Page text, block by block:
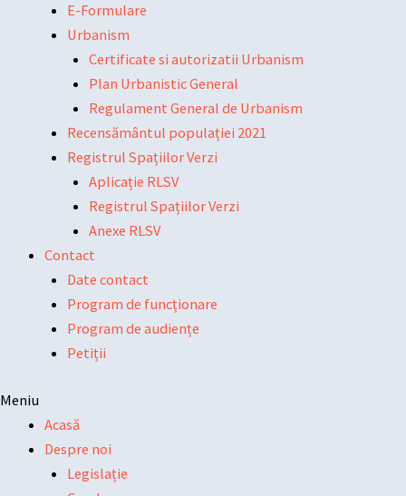
E-Formulare
Urbanism
Certificate si autorizatii Urbanism
Plan Urbanistic General
Regulament General de Urbanism
Recensământul populației 2021
Registrul Spațiilor Verzi
Aplicație RLSV
Registrul Spațiilor Verzi
Anexe RLSV
Contact
Date contact
Program de funcționare
Program de audiențe
Petiții
Meniu
Acasă
Despre noi
Legislație